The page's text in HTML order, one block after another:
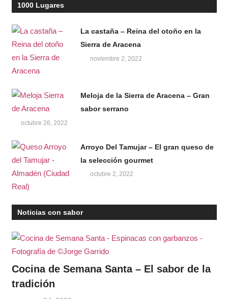
1000 Lugares
La castaña – Reina del otoño en la
Sierra de Aracena
noviembre 2, 2022
Meloja de la Sierra de Aracena – Gran
sabor serrano
octubre 26, 2022
Arroyo Del Tamujar – El gran queso de
la selección gourmet
octubre 2, 2022
Noticias con sabor
Cocina de Semana Santa – El sabor de la
tradición